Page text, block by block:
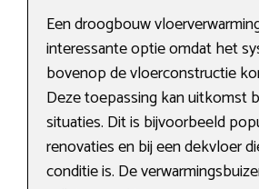
Een droogbouw
interessante optie omdat het
bovenop de vloerconstructie
Deze toepassing kan uitkomst
situaties. Dit is bijvoorbeeld
renovaties en bij een dekvloer
conditie is. De